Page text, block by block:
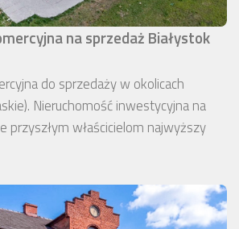
na sprzedaż Białystok
do sprzedaży w okolicach
Nieruchomość inwestycyjna na
przyszłym właścicielom najwyższy